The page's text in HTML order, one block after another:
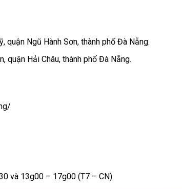
quận Ngũ Hành Sơn, thành phố Đà Nẵng.
quận Hải Châu, thành phố Đà Nẵng.
và 13g00 – 17g00 (T7 – CN).